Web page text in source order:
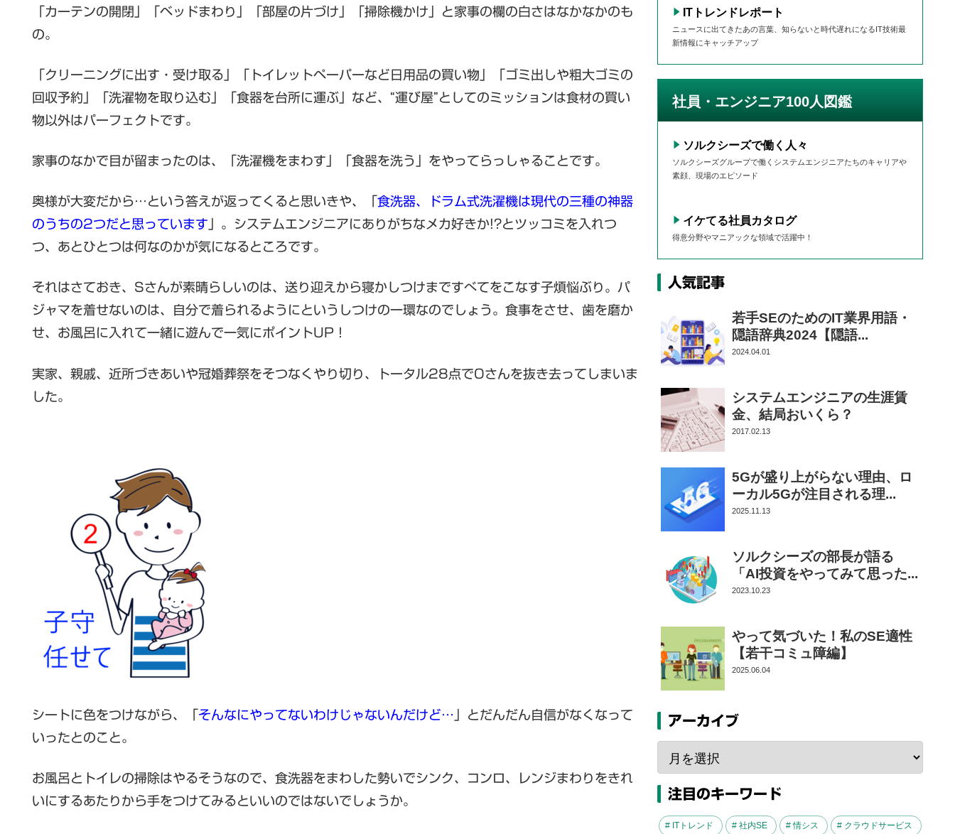
「カーテンの開閉」「ベッドまわり」「部屋の片づけ」「掃除機かけ」と家事の欄の白さはなかなかのも
の。
「クリーニングに出す・受け取る」「トイレットペーパーなど日用品の買い物」「ゴミ出しや粗大ゴミの
回収予約」「洗濯物を取り込む」「食器を台所に運ぶ」など、“運び屋”としてのミッションは食材の買い
物以外はパーフェクトです。
家事のなかで目が留まったのは、「洗濯機をまわす」「食器を洗う」をやってらっしゃることです。
奥様が大変だから…という答えが返ってくると思いきや、「 食洗器、ドラム式洗濯機は現代の三種の神器
のうちの2つだと思っています 」。システムエンジニアにありがちなメカ好きか!?とツッコミを入れつ
つ、あとひとつは何なのかが気になるところです。
それはさておき、Sさんが素晴らしいのは、送り迎えから寝かしつけまですべてをこなす子煩悩ぶり。パ
ジャマを着せないのは、自分で着られるようにというしつけの一環なのでしょう。食事をさせ、歯を磨か
せ、お風呂に入れて一緒に遊んで一気にポイントUP！
実家、親戚、近所づきあいや冠婚葬祭をそつなくやり切り、トータル28点でOさんを抜き去ってしまいま
した。
シートに色をつけながら、「 そんなにやってないわけじゃないんだけど…
」とだんだん自信がなくなって
いったとのこと。
お風呂とトイレの掃除はやるそうなので、食洗器をまわした勢いでシンク、コンロ、レンジまわりをきれ
いにするあたりから手をつけてみるといいのではないでしょうか。
ITトレンドレポート
ニュースに出てきたあの言葉、知らないと時代遅れになるIT技術最
新情報にキャッチアップ
社員・エンジニア100人図鑑
ソルクシーズで働く人々
ソルクシーズグループで働くシステムエンジニアたちのキャリアや
素顔、現場のエピソード
イケてる社員カタログ
得意分野やマニアックな領域で活躍中！
人気記事
若手SEのためのIT業界用語・
隠語辞典2024【隠語...
2024.04.01
システムエンジニアの生涯賃
金、結局おいくら？
2017.02.13
5Gが盛り上がらない理由、ロ
ーカル5Gが注目される理...
2025.11.13
ソルクシーズの部長が語る
「AI投資をやってみて思った...
2023.10.23
やって気づいた！私のSE適性
【若干コミュ障編】
2025.06.04
アーカイブ
注目のキーワード
# ITトレンド # 社内SE # 情シス # クラウドサービス